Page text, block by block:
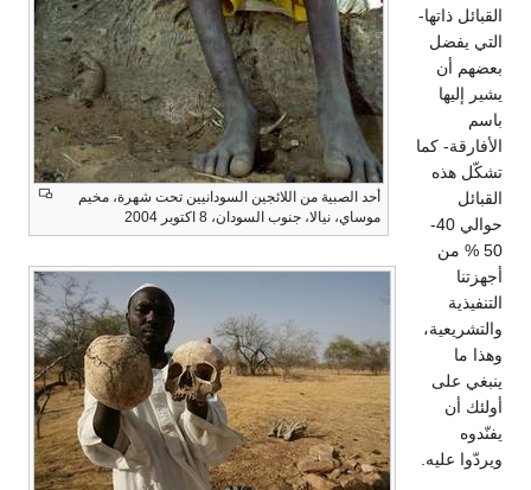
أحد الصبية من اللائجين السودانيين تحت شهرة، مخيم
موساي، نيالا، جنوب السودان، 8 اكتوبر 2004
القبائل ذاتها-
التي يفضل
بعضهم أن
يشير إليها
باسم
الأفارقة- كما
تشكّل هذه
القبائل
حوالي 40-
50 % من
أجهزتنا
التنفيذية
والتشريعية،
وهذا ما
ينبغي على
أولئك أن
يفنّدوه
ويردّوا عليه.